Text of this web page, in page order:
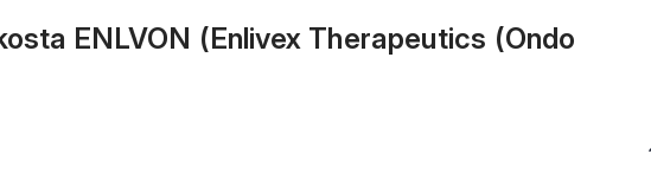
ENLVON (Enlivex Therapeutics (Ondo